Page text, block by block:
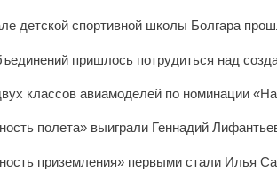
детской спортивной школы Болгара
пришлось потрудиться над
классов авиамоделей по номинации
полета» выиграли Геннадий
приземления» первыми стали Илья